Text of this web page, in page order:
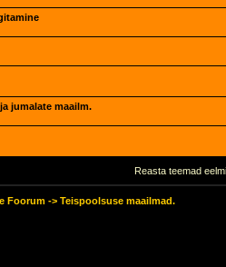
jumalate maailm.
Reasta teemad
Foorum -> Teispoolsuse maailmad.